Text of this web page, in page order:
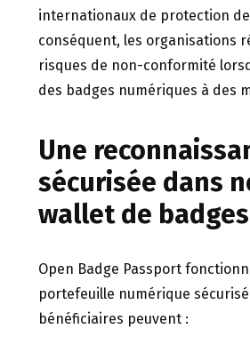
internationaux de protection
conséquent, les organisations
risques de non-conformité
des badges numériques à des
Une
sécurisée dans
wallet de badges
Open Badge Passport
portefeuille numérique
bénéficiaires peuvent :